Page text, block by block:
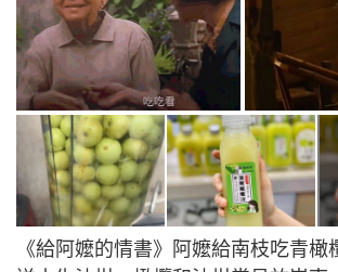
《給阿嬤的情書》阿嬤給南枝吃青橄